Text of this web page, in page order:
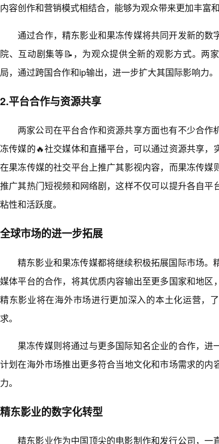
内容创作和营销模式相结合，能够为观众带来更加丰富
通过合作，精东影业和果冻传媒将共同开发新的数
院、互动剧集等📝，为观众提供全新的观影方式。两
局，通过跨国合作和ip输出，进一步扩大其国际影响力。
2.平台合作与资源共享
两家公司在平台合作和资源共享方面也有不少合作
冻传媒的🔥社交媒体和直播平台，可以通过资源共享，
在果冻传媒的社交平台上推广其影视内容，而果冻传媒
推广其热门短视频和网络剧，这样不仅可以提升各自平
粘性和活跃度。
全球市场的进一步拓展
精东影业和果冻传媒都将继续积极拓展国际市场。
媒体平台的合作，将其优质内容输出至更多国家和地区
精东影业将在海外市场进行更加深入的本土化运营，
求。
果冻传媒则将通过与更多国际知名企业的合作，进
计划在海外市场推出更多符合当地文化和市场需求的内
力。
精东影业的数字化转型
精东影业作为中国顶尖的电影制作和发行公司，一